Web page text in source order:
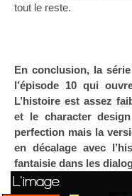
tout le reste.
En conclusion, la
l’épisode 10 qui
L’histoire est assez
et le character
perfection mais la
en décalage avec
fantaisie dans les
L'image